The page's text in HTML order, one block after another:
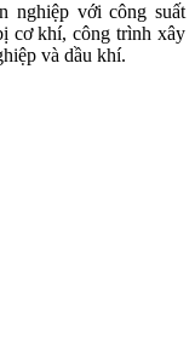
nghiệp với công suất
cơ khí, công trình xây
và dầu khí.